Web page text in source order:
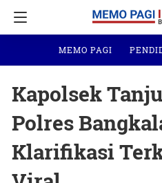
MEMO PAGI
Kapolsek
Polres
Klarifikasi